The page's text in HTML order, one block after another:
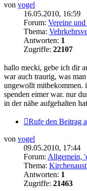
von vogel
16.05.2010, 16:59
Forum: Vereine
Thema:
Antworten: 1
Zugriffe: 22107
hallo mecki, gebe ich dir
war auch traurig, was
ungewollt mitbekommen.
spenden eimer war. nur
in der nähe aufgehalten
Rufe den Beitrag
von vogel
09.05.2010, 17:44
Forum: Allgemein,
Thema:
Antworten: 1
Zugriffe: 21463